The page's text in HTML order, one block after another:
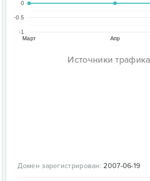
Март Апр
-1
-0.5
0
Источники трафика
Домен зарегистрирован: 2007-06-19